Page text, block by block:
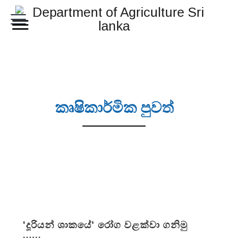
කෘෂිකාර්මික පුවත්
‘දූරියන් ශාකයේ‘ රෝග වළක්වා ගනිමු
......